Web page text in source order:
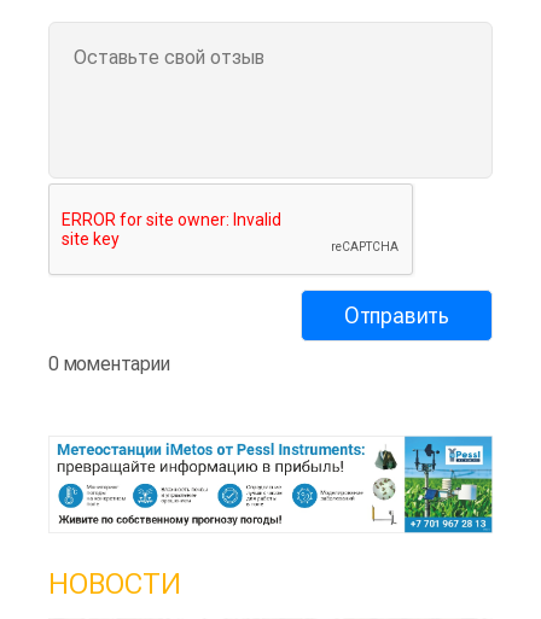
0 моментарии
НОВОСТИ